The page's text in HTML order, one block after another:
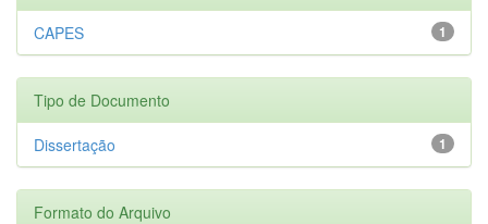
1
CAPES
Tipo de Documento
1
Dissertação
Formato do Arquivo